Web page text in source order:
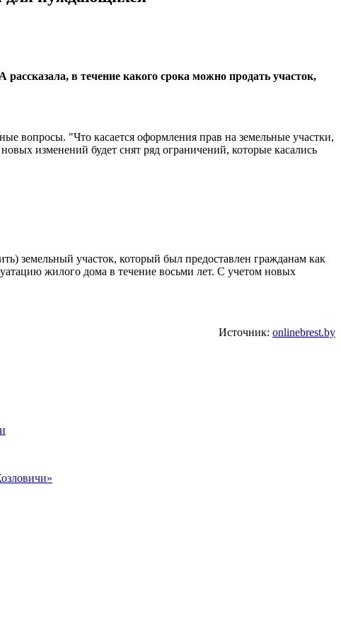
в течение какого срока можно продать участок,
вопросы. "Что касается оформления прав на земельные участки,
изменений будет снят ряд ограничений, которые касались
земельный участок, который был предоставлен гражданам как
жилого дома в течение восьми лет. С учетом новых
Источник: onlinebrest.by